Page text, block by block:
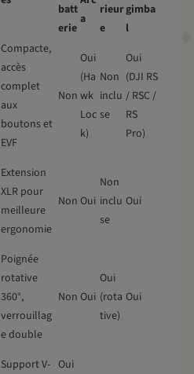
batt
erie
a
rieur
e
gimba
l
Compacte,
accès
complet
aux
boutons et
EVF
Non
Oui
(Ha
wk
Loc
k)
Non
inclu
se
Oui
(DJI RS
/ RSC /
RS
Pro)
Extension
XLR pour
meilleure
ergonomie
Non Oui
Non
inclu
se
Oui
Poignée
rotative
360°,
verrouillag
e double
Non Oui
Oui
(rota
tive)
Oui
Support V- Oui